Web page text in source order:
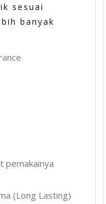
sesuai
banyak
pemakainya
(Long Lasting)